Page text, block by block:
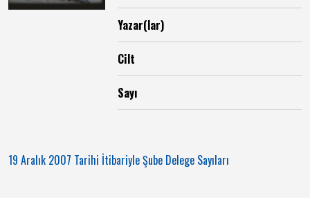
Yazar(lar)
Cilt
Sayı
19 Aralık 2007 Tarihi İtibariyle Şube Delege Sayıları